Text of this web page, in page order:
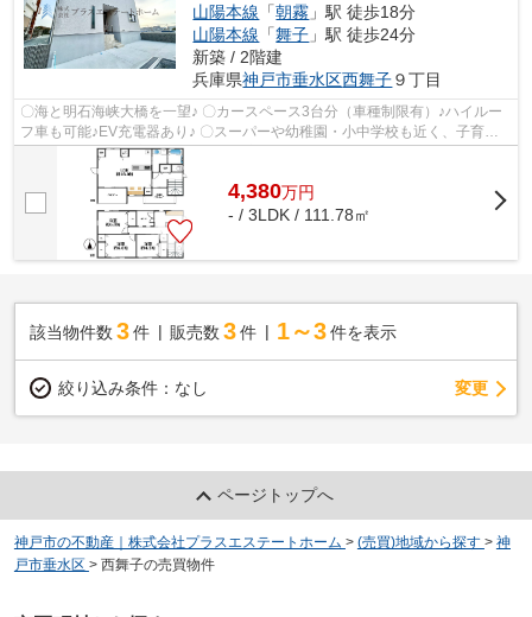
山陽本線 「朝霧 」駅 徒歩18分
山陽本線 「舞子 」駅 徒歩24分
新築 / 2階建
兵庫県神戸市垂水区西舞子９丁目
〇海と明石海峡大橋を一望♪ 〇カースペース3台分（車種制限有）♪ハイルー
フ車も可能♪EV充電器あり♪ 〇スーパーや幼稚園・小中学校も近く、子育て
世代におすすめの立地♪ 〇閑静な住宅地...
4,380万円
- / 3LDK / 111.78㎡
該当物件数 3件 販売数 3 件 1～3 件を表示
絞り込み条件： なし 変更
ページトップへ
神戸市の不動産｜株式会社プラスエステートホーム > (売買)地域から探す > 神
戸市垂水区 > 西舞子の売買物件